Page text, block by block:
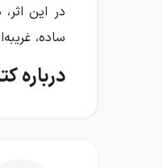
در این
ساده،
درباره